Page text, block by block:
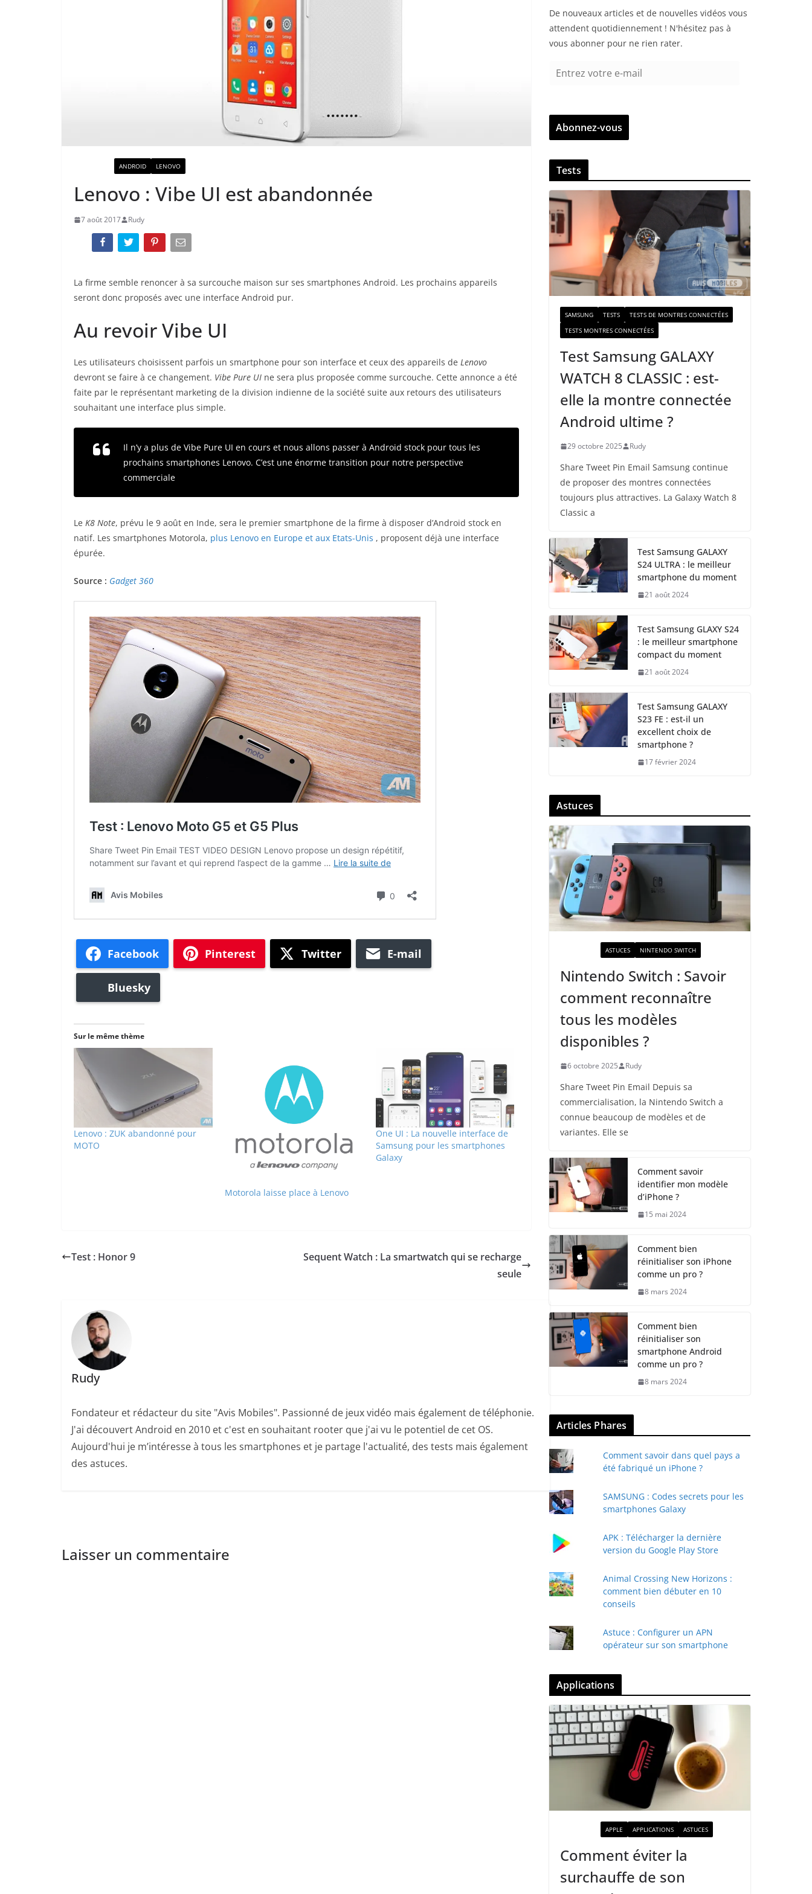
ANDROID LENOVO
Lenovo : Vibe UI est abandonnée
7 août 2017 Rudy
La firme semble renoncer à sa surcouche maison sur ses smartphones Android. Les prochains appareils
seront donc proposés avec une interface Android pur.
Au revoir Vibe UI
Les utilisateurs choisissent parfois un smartphone pour son interface et ceux des appareils de Lenovo
devront se faire à ce changement. Vibe Pure UI ne sera plus proposée comme surcouche. Cette annonce a été
faite par le représentant marketing de la division indienne de la société suite aux retours des utilisateurs
souhaitant une interface plus simple.
Il n’y a plus de Vibe Pure UI en cours et nous allons passer à Android stock pour tous les
prochains smartphones Lenovo. C’est une énorme transition pour notre perspective
commerciale
Le K8 Note, prévu le 9 août en Inde, sera le premier smartphone de la firme à disposer d’Android stock en
natif. Les smartphones Motorola, plus Lenovo en Europe et aux Etats-Unis , proposent déjà une interface
épurée.
Source : Gadget 360
Facebook Pinterest Twitter E-mail
Bluesky
Sur le même thème
Lenovo : ZUK abandonné pour
MOTO
Motorola laisse place à Lenovo
One UI : La nouvelle interface de
Samsung pour les smartphones
Galaxy
Test : Honor 9
Sequent Watch : La smartwatch qui se recharge
seule
Rudy
Fondateur et rédacteur du site "Avis Mobiles". Passionné de jeux vidéo mais également de téléphonie.
J'ai découvert Android en 2010 et c'est en souhaitant rooter que j'ai vu le potentiel de cet OS.
Aujourd'hui je m’intéresse à tous les smartphones et je partage l'actualité, des tests mais également
des astuces.
Laisser un commentaire
De nouveaux articles et de nouvelles vidéos vous
attendent quotidiennement ! N'hésitez pas à
vous abonner pour ne rien rater.
r
z
v
t
r
e
e
-
a
i
Abonnez-vous
Tests
SAMSUNG TESTS
TESTS DE MONTRES CONNECTÉES
TESTS MONTRES CONNECTÉES
Test Samsung GALAXY
WATCH 8 CLASSIC : est-
elle la montre connectée
Android ultime ?
29 octobre 2025 Rudy
Share Tweet Pin Email Samsung continue
de proposer des montres connectées
toujours plus attractives. La Galaxy Watch 8
Classic a
Test Samsung GALAXY
S24 ULTRA : le meilleur
smartphone du moment
21 août 2024
Test Samsung GLAXY S24
: le meilleur smartphone
compact du moment
21 août 2024
Test Samsung GALAXY
S23 FE : est-il un
excellent choix de
smartphone ?
17 février 2024
Astuces
ASTUCES NINTENDO SWITCH
Nintendo Switch : Savoir
comment reconnaître
tous les modèles
disponibles ?
6 octobre 2025 Rudy
Share Tweet Pin Email Depuis sa
commercialisation, la Nintendo Switch a
connue beaucoup de modèles et de
variantes. Elle se
Comment savoir
identifier mon modèle
d’iPhone ?
15 mai 2024
Comment bien
réinitialiser son iPhone
comme un pro ?
8 mars 2024
Comment bien
réinitialiser son
smartphone Android
comme un pro ?
8 mars 2024
Articles Phares
Comment savoir dans quel pays a
été fabriqué un iPhone ?
SAMSUNG : Codes secrets pour les
smartphones Galaxy
APK : Télécharger la dernière
version du Google Play Store
Animal Crossing New Horizons :
comment bien débuter en 10
conseils
Astuce : Configurer un APN
opérateur sur son smartphone
Applications
APPLE APPLICATIONS ASTUCES
Comment éviter la
surchauffe de son